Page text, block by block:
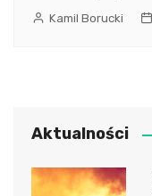
Kamil Borucki
Aktualności